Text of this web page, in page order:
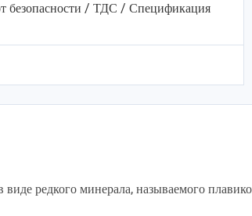
безопасности / ТДС / Спецификация
редкого минерала, называемого